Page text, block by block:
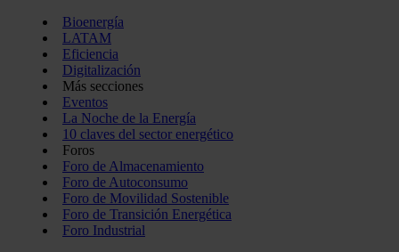
Bioenergía
LATAM
Eficiencia
Digitalización
Más secciones
Eventos
La Noche de la Energía
10 claves del sector energético
Foros
Foro de Almacenamiento
Foro de Autoconsumo
Foro de Movilidad Sostenible
Foro de Transición Energética
Foro Industrial